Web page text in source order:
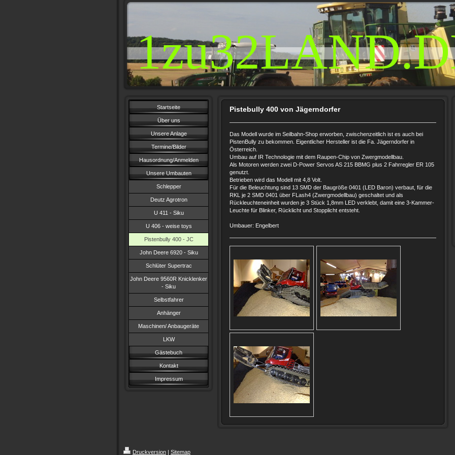
Startseite
Über uns
Unsere Anlage
Termine/Bilder
Hausordnung/Anmelden
Unsere Umbauten
Schlepper
Deutz Agrotron
U 411 - Siku
U 406 - weise toys
Pistenbully 400 - JC
John Deere 6920 - Siku
Schlüter Supertrac
John Deere 9560R Knicklenker
- Siku
Selbstfahrer
Anhänger
Maschinen/ Anbaugeräte
LKW
Gästebuch
Kontakt
Impressum
Pistebully 400 von Jägerndorfer
Das Modell wurde im Seilbahn-Shop erworben, zwischenzeitlich ist es auch bei
PistenBully zu bekommen. Eigentlicher Hersteller ist die Fa. Jägerndorfer in
Österreich.
Umbau auf IR Technologie mit dem Raupen-Chip von Zwergmodellbau.
Als Motoren werden zwei D-Power Servos AS 215 BBMG plus 2 Fahrregler ER 105
genutzt.
Betrieben wird das Modell mit 4,8 Volt.
Für die Beleuchtung sind 13 SMD der Baugröße 0401 (LED Baron) verbaut, für die
RKL je 2 SMD 0401 über FLash4 (Zwergmodellbau) geschaltet und als
Rückleuchteneinheit wurden je 3 Stück 1,8mm LED verklebt, damit eine 3-Kammer-
Leuchte für Blinker, Rücklicht und Stopplicht entsteht.
Umbauer: Engelbert
Druckversion | Sitemap